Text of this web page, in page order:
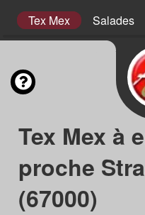
Tex Mex Salades
Tex Mex à
proche
(67000)